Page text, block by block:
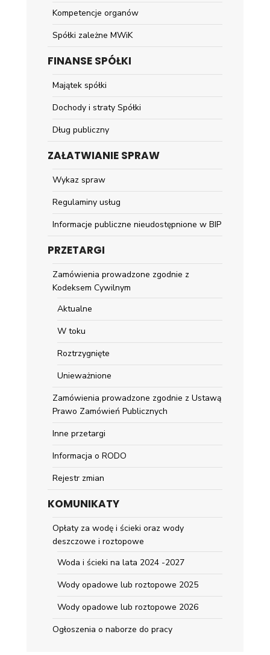
Kompetencje organów
Spółki zależne MWiK
FINANSE SPÓŁKI
Majątek spółki
Dochody i straty Spółki
Dług publiczny
ZAŁATWIANIE SPRAW
Wykaz spraw
Regulaminy usług
Informacje publiczne nieudostępnione w BIP
PRZETARGI
Zamówienia prowadzone zgodnie z
Kodeksem Cywilnym
Aktualne
W toku
Roztrzygnięte
Unieważnione
Zamówienia prowadzone zgodnie z Ustawą
Prawo Zamówień Publicznych
Inne przetargi
Informacja o RODO
Rejestr zmian
KOMUNIKATY
Opłaty za wodę i ścieki oraz wody
deszczowe i roztopowe
Woda i ścieki na lata 2024 -2027
Wody opadowe lub roztopowe 2025
Wody opadowe lub roztopowe 2026
Ogłoszenia o naborze do pracy